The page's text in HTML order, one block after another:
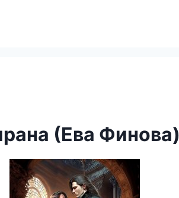
(Ева Финова)